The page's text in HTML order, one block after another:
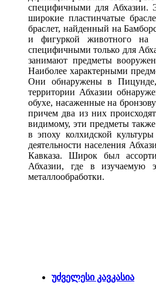
специфичными для Абхазии.
широкие пластинчатые
браслет, найденный на
и фигуркой животного на
специфичными только для
занимают предметы
Наиболее характерными
Они обнаружены в
территории Абхазии
обухе, насаженные на
причем два из них
видимому, эти предметы
в эпоху колхидской
деятельности населения
Кавказа. Широк был
Абхазии, где в изучаемую
металлообработки.
უძველესი კავკასია